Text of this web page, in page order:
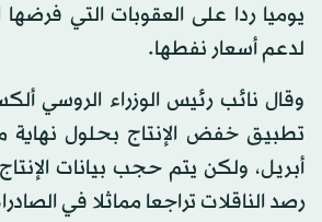
يوميا ردا على العقوبات التي
لدعم أسعار نفطها.
وقال نائب رئيس الوزراء الروسي
تطبيق خفض الإنتاج بحلول
أبريل، ولكن يتم حجب بيانات
رصد الناقلات تراجعا مماثلا في